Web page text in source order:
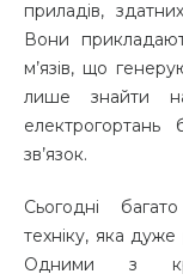
приладів,
Вони
м’язів, що
лише знайти
електрогортань
зв’язок.
Сьогодні
техніку, яка
Одними з